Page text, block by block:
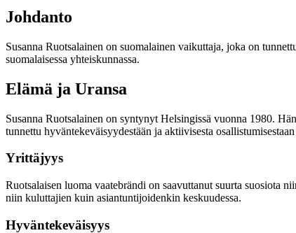
Johdanto
Susanna Ruotsalainen on suomalainen vaikuttaja, joka on
suomalaisessa yhteiskunnassa.
Elämä ja Uransa
Susanna Ruotsalainen on syntynyt Helsingissä vuonna 1980.
tunnettu hyväntekeväisyydestään ja aktiivisesta
Yrittäjyys
Ruotsalaisen luoma vaatebrändi on saavuttanut suurta suosiota
niin kuluttajien kuin asiantuntijoidenkin keskuudessa.
Hyväntekeväisyys